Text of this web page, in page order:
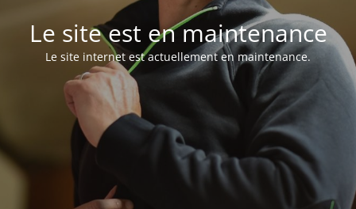
Le site est en maintenance
Le site internet est actuellement en maintenance.